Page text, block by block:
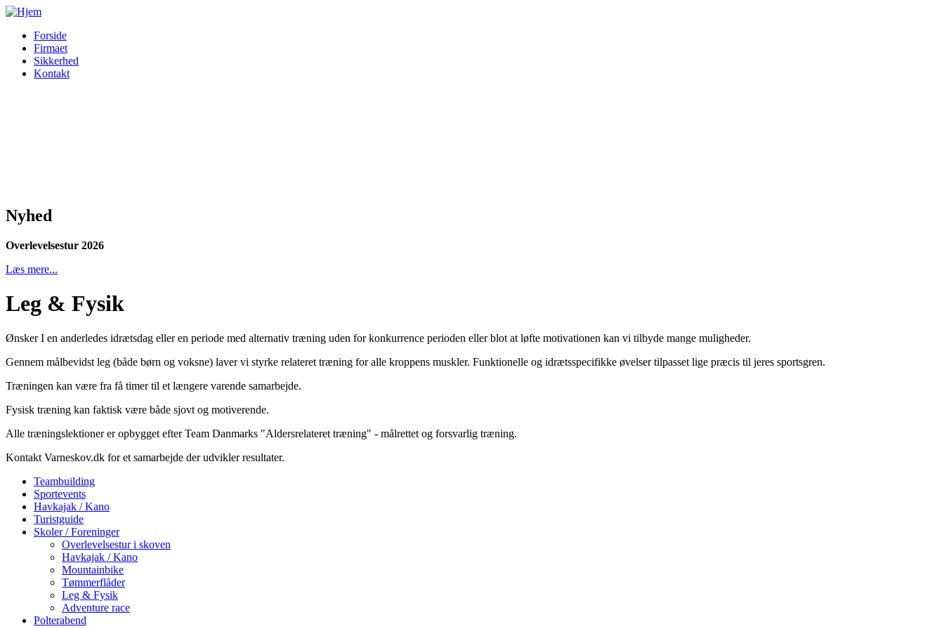
Forside
Firmaet
Sikkerhed
Kontakt
Nyhed
Overlevelsestur 2026
Læs mere...
Leg & Fysik
Ønsker I en anderledes idrætsdag eller en periode med alternativ træning uden for konkurrence perioden eller blot at løfte motivationen kan vi tilbyde mange muligheder.
Gennem målbevidst leg (både børn og voksne) laver vi styrke relateret træning for alle kroppens muskler. Funktionelle og idrætsspecifikke øvelser tilpasset lige præcis til jeres sportsgren.
Træningen kan være fra få timer til et længere varende samarbejde.
Fysisk træning kan faktisk være både sjovt og motiverende.
Alle træningslektioner er opbygget efter Team Danmarks "Aldersrelateret træning" - målrettet og forsvarlig træning.
Kontakt Varneskov.dk for et samarbejde der udvikler resultater.
Teambuilding
Sportevents
Havkajak / Kano
Turistguide
Skoler / Foreninger
Overlevelsestur i skoven
Havkajak / Kano
Mountainbike
Tømmerflåder
Leg & Fysik
Adventure race
Polterabend